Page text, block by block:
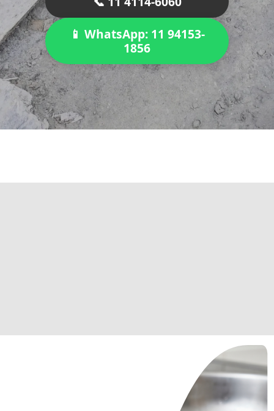
📱 WhatsApp: 11 94153-
1856